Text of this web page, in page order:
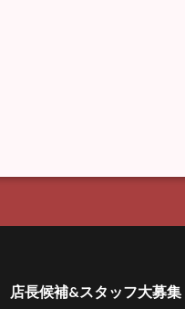
店長候補&スタッフ大募集